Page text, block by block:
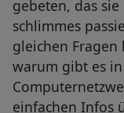
gebeten, das
schlimmes
gleichen
warum gibt es
einfachen Infos